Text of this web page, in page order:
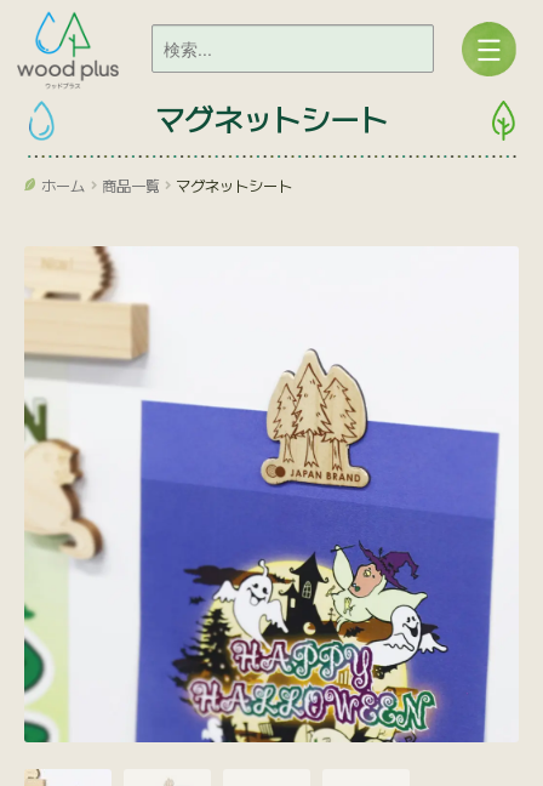
マグネットシート
ホーム 商品一覧 マグネットシート